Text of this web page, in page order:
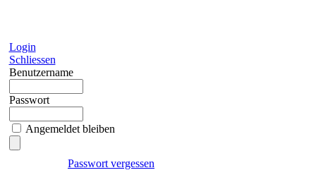
Login
Schliessen
Benutzername
Passwort
Angemeldet bleiben
Passwort vergessen